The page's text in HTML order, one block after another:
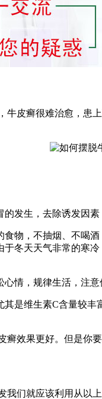
皮癣很难治愈，
发生，去除诱发因
物，不抽烟、不喝
冬天天气非常的寒
情，规律生活，注
是维生素C含量较
效果更好。但是
们就应该利用从以